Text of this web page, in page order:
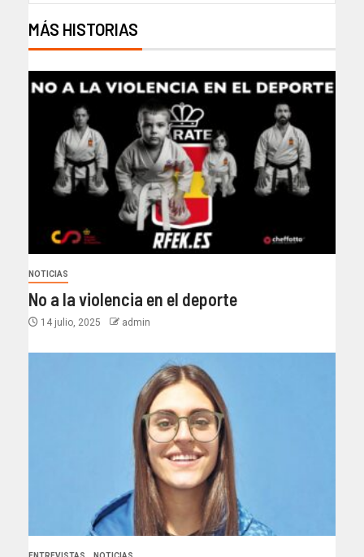
MÁS HISTORIAS
NOTICIAS
No a la violencia en el deporte
14 julio, 2025 admin